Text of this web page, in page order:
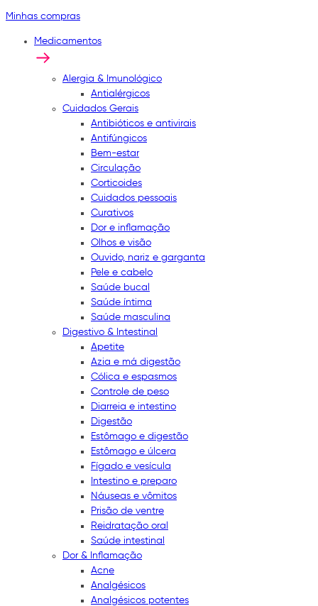
Minhas compras
Medicamentos
Alergia & Imunológico
Antialérgicos
Cuidados Gerais
Antibióticos e antivirais
Antifúngicos
Bem-estar
Circulação
Corticoides
Cuidados pessoais
Curativos
Dor e inflamação
Olhos e visão
Ouvido, nariz e garganta
Pele e cabelo
Saúde bucal
Saúde íntima
Saúde masculina
Digestivo & Intestinal
Apetite
Azia e má digestão
Cólica e espasmos
Controle de peso
Diarreia e intestino
Digestão
Estômago e digestão
Estômago e úlcera
Fígado e vesícula
Intestino e preparo
Náuseas e vômitos
Prisão de ventre
Reidratação oral
Saúde intestinal
Dor & Inflamação
Acne
Analgésicos
Analgésicos potentes